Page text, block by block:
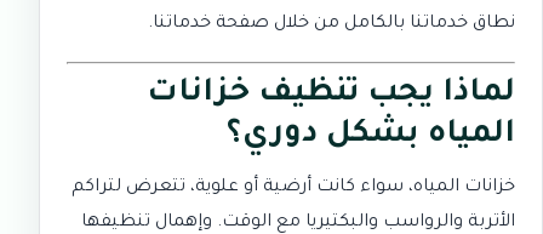
نطاق خدماتنا بالكامل من خلال صفحة خدماتنا.
لماذا يجب تنظيف خزانات
المياه بشكل دوري؟
خزانات المياه، سواء كانت أرضية أو علوية، تتعرض لتراكم
الأتربة والرواسب والبكتيريا مع الوقت. وإهمال تنظيفها